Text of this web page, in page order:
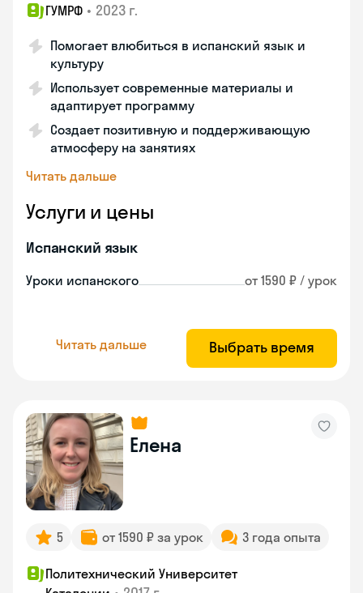
ГУМРФ • 2023 г.
Помогает влюбиться в испанский язык и
культуру
Использует современные материалы и
адаптирует программу
Создает позитивную и поддерживающую
атмосферу на занятиях
Читать дальше
Услуги и цены
Испанский язык
Уроки испанского от 1590 ₽ / урок
Читать дальше Выбрать время
Елена
5 от 1590 ₽ за урок 3 года опыта
Политехнический Университет